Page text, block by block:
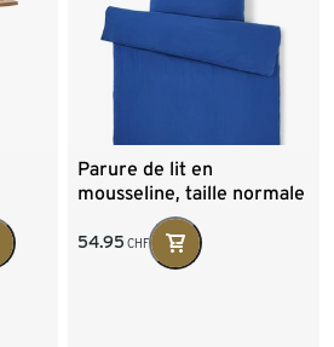
Parure de lit en
mousseline, taille normale
54.95 CHF